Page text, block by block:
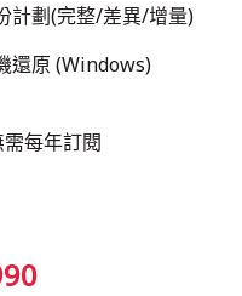
計劃(完整/差異/增量)
還原 (Windows)
每年訂閱